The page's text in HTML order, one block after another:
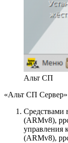
Альт СП
«Альт СП Сервер»
Средствами
(ARMv8),
управления
(ARMv8),